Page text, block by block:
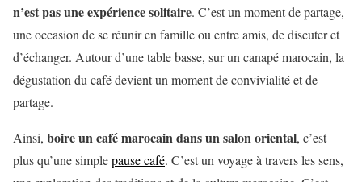
n’est pas une expérience solitaire. C’est un moment de partage,
une occasion de se réunir en famille ou entre amis, de discuter et
d’échanger. Autour d’une table basse, sur un canapé marocain, la
dégustation du café devient un moment de convivialité et de
partage.
Ainsi, boire un café marocain dans un salon oriental, c’est
plus qu’une simplepause café. C’est un voyage à travers les sens,